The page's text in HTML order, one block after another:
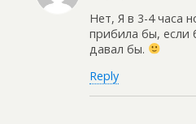
Нет, Я в 3-4 часа
прибила бы, если
давал бы.
Reply